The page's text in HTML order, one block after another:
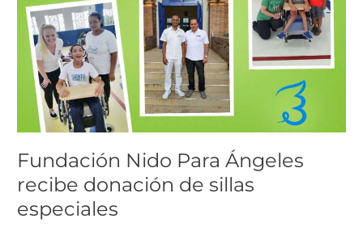
Fundación Nido Para Ángeles
recibe donación de sillas
especiales
recibe
donación
de
sillas
especiales